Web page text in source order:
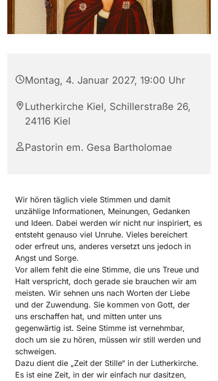
Montag, 4. Januar 2027, 19:00 Uhr
Lutherkirche Kiel, Schillerstraße 26,
24116 Kiel
Pastorin em. Gesa Bartholomae
Wir hören täglich viele Stimmen und damit
unzählige Informationen, Meinungen, Gedanken
und Ideen. Dabei werden wir nicht nur inspiriert, es
entsteht genauso viel Unruhe. Vieles bereichert
oder erfreut uns, anderes versetzt uns jedoch in
Angst und Sorge.
Vor allem fehlt die eine Stimme, die uns Treue und
Halt verspricht, doch gerade sie brauchen wir am
meisten. Wir sehnen uns nach Worten der Liebe
und der Zuwendung. Sie kommen von Gott, der
uns erschaffen hat, und mitten unter uns
gegenwärtig ist. Seine Stimme ist vernehmbar,
doch um sie zu hören, müssen wir still werden und
schweigen.
Dazu dient die „Zeit der Stille“ in der Lutherkirche.
Es ist eine Zeit, in der wir einfach nur dasitzen,